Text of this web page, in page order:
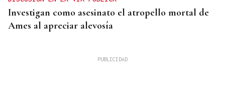
Investigan como asesinato el atropello mortal de
Ames al apreciar alevosía